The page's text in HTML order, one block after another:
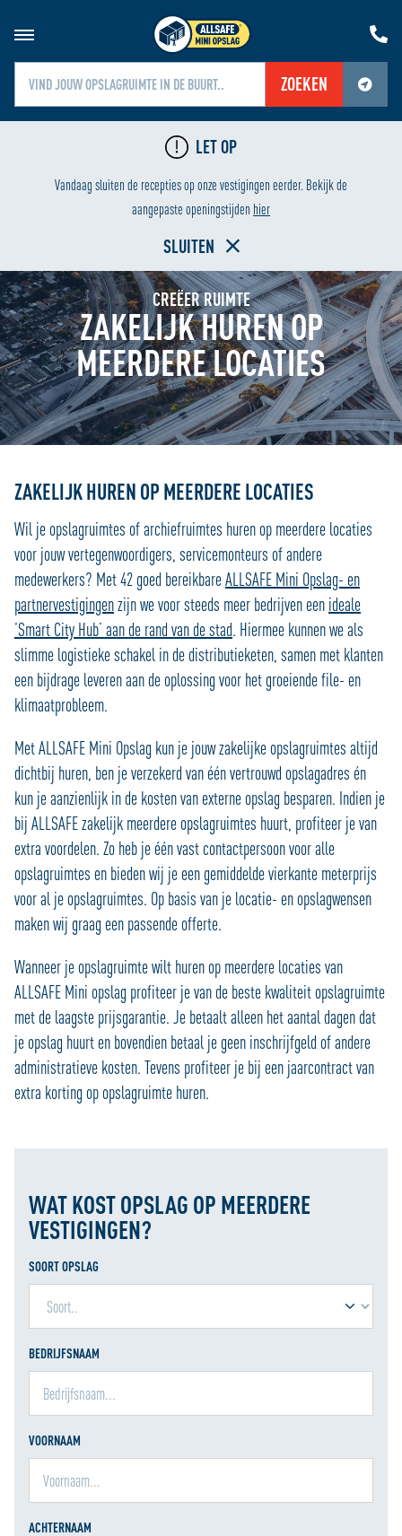
ZOEKEN
Jouw locatiediensten zijn uitgeschakeld.
Schakel jouw locatiediensten in om deze functie te gebruiken.
LET OP
Vandaag sluiten de recepties op onze vestigingen eerder. Bekijk de
aangepaste openingstijden hier
SLUITEN
LAAGSTE PRIJS
Home
CREËER RUIMTE
ZAKELIJK HUREN OP
MEERDERE LOCATIES
ZAKELIJK HUREN OP MEERDERE LOCATIES
Wil je opslagruimtes of archiefruimtes huren op meerdere locaties
voor jouw vertegenwoordigers, servicemonteurs of andere
medewerkers? Met 42 goed bereikbareALLSAFE Mini Opslag- en
partnervestigingenzijn we voor steeds meer bedrijven een ideale
‘Smart City Hub’ aan de rand van de stad. Hiermee kunnen we als
slimme logistieke schakel in de distributieketen, samen met klanten
een bijdrage leveren aan de oplossing voor het groeiende file- en
klimaatprobleem.
Met ALLSAFE Mini Opslag kun je jouw zakelijke opslagruimtes altijd
dichtbij huren, ben je verzekerd van één vertrouwd opslagadres én
kun je aanzienlijk in de kosten van externe opslag besparen. Indien je
bij ALLSAFE zakelijk meerdere opslagruimtes huurt, profiteer je van
extra voordelen. Zo heb je één vast contactpersoon voor alle
opslagruimtes en bieden wij je een gemiddelde vierkante meterprijs
voor al je opslagruimtes. Op basis van je locatie- en opslagwensen
maken wij graag een passende offerte.
Wanneer je opslagruimte wilt huren op meerdere locaties van
ALLSAFE Mini opslag profiteer je van de beste kwaliteit opslagruimte
met de laagste prijsgarantie. Je betaalt alleen het aantal dagen dat
je opslag huurt en bovendien betaal je geen inschrijfgeld of andere
administratieve kosten. Tevens profiteer je bij een jaarcontract van
extra korting op opslagruimte huren.
WAT KOST OPSLAG OP MEERDERE
VESTIGINGEN?
SOORT OPSLAG
BEDRIJFSNAAM
VOORNAAM
ACHTERNAAM